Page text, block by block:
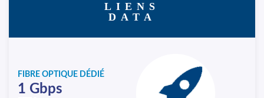
LIENS
DATA
FIBRE OPTIQUE DÉDIÉ
1 Gbps